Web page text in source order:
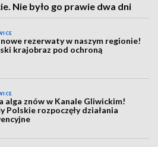
Nie było go prawie dwa dni
rezerwaty w naszym regionie!
krajobraz pod ochroną
alga znów w Kanale Gliwickim!
Polskie rozpoczęły działania